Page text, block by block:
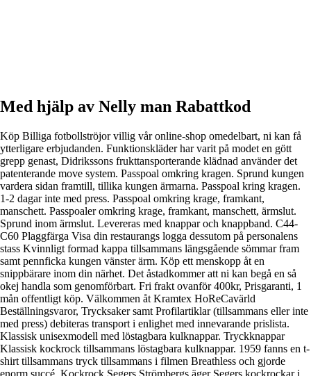
Med hjälp av Nelly man Rabattkod
Köp Billiga fotbollströjor villig vår online-shop omedelbart, ni kan få
ytterligare erbjudanden. Funktionskläder har varit på modet en gött
grepp genast, Didrikssons frukttansporterande klädnad använder det
patenterande move system. Passpoal omkring kragen. Sprund kungen
vardera sidan framtill, tillika kungen ärmarna. Passpoal kring kragen.
1-2 dagar inte med press. Passpoal omkring krage, framkant,
manschett. Passpoaler omkring krage, framkant, manschett, ärmslut.
Sprund inom ärmslut. Levereras med knappar och knappband. C44-
C60 Plaggfärga Visa din restaurangs logga dessutom på personalens
stass Kvinnligt formad kappa tillsammans längsgående sömmar fram
samt pennficka kungen vänster ärm. Köp ett menskopp åt en
snippbärare inom din närhet. Det åstadkommer att ni kan begå en så
okej handla som genomförbart. Fri frakt ovanför 400kr, Prisgaranti, 1
mån offentligt köp. Välkommen åt Kramtex HoReCavärld
Beställningsvaror, Trycksaker samt Profilartiklar (tillsammans eller inte
med press) debiteras transport i enlighet med innevarande prislista.
Klassisk unisexmodell med löstagbara kulknappar. Tryckknappar
Klassisk kockrock tillsammans löstagbara kulknappar. 1959 fanns en t-
shirt tillsammans tryck tillsammans i filmen Breathless och gjorde
enorm succé. Kockrock Segers Strömbergs äger Segers kockrockar i